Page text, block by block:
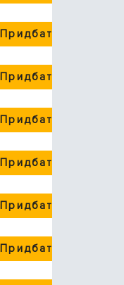
Придбати
Придбати
Придбати
Придбати
Придбати
Придбати